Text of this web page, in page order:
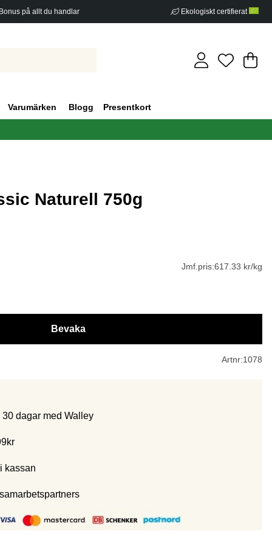
på allt du handlar Ekologiskt certifierat
.
Varumärken Blogg Presentkort
Naturell 750g
Jmf.pris:617.33 kr/kg
Bevaka
Artnr:1078
dagar med Walley
kassan